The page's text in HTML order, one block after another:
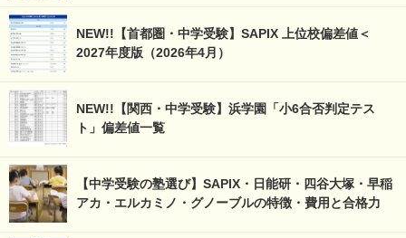
NEW!!【首都圏・中学受験】SAPIX 上位校偏差値＜
2027年度版（2026年4月）
NEW!!【関西・中学受験】浜学園「小6合否判定テス
ト」偏差値一覧
【中学受験の塾選び】SAPIX・日能研・四谷大塚・早稲
アカ・エルカミノ・グノーブルの特徴・費用と合格力